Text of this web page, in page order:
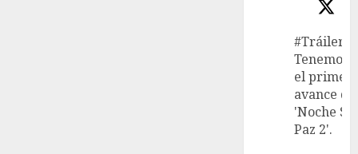
#Tráiler
Tenemos
el primer
avance de
'Noche
Paz 2'.